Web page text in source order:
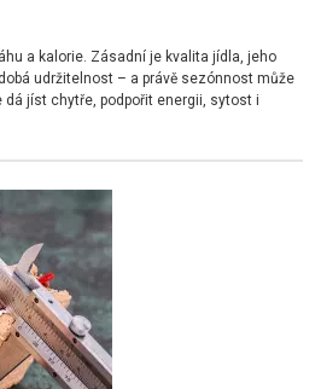
a kalorie. Zásadní je kvalita jídla, jeho
udržitelnost – a právě sezónnost může
dá jíst chytře, podpořit energii, sytost i